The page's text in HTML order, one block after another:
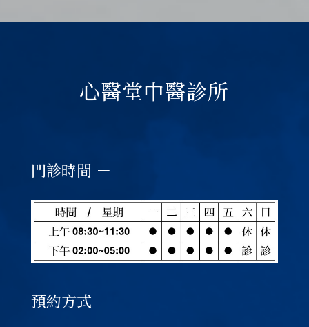
心醫堂中醫診所
門診時間 －
預約方式－